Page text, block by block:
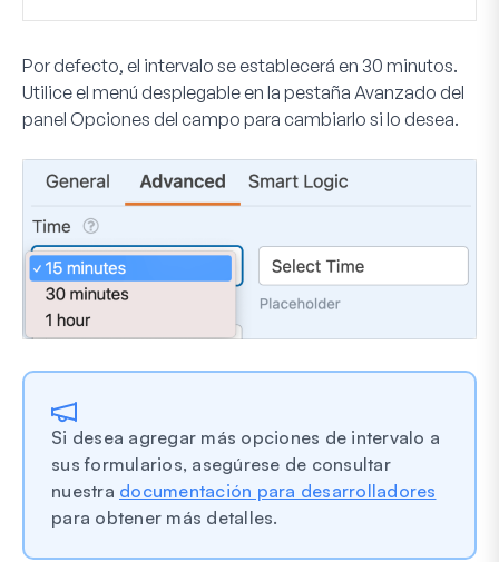
Por defecto, el intervalo se establecerá en 30 minutos.
Utilice el menú desplegable en la pestaña Avanzado del
panel Opciones del campo para cambiarlo si lo desea.
Si desea agregar más opciones de intervalo a
sus formularios, asegúrese de consultar
nuestra documentación para desarrolladores
para obtener más detalles.